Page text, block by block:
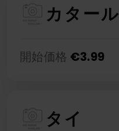
カタール
開始価格 €3.99
タイ